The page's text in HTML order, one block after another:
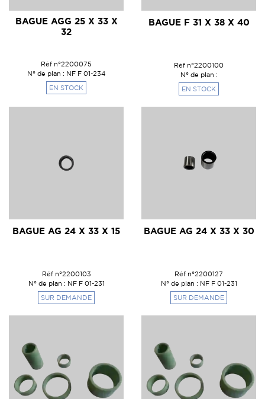
BAGUE AGG 25 X 33 X
32
Réf n°2200075
N° de plan : NF F 01-234
EN STOCK
BAGUE F 31 X 38 X 40
Réf n°2200100
N° de plan :
EN STOCK
BAGUE AG 24 X 33 X 15
Réf n°2200103
N° de plan : NF F 01-231
SUR DEMANDE
BAGUE AG 24 X 33 X 30
Réf n°2200127
N° de plan : NF F 01-231
SUR DEMANDE